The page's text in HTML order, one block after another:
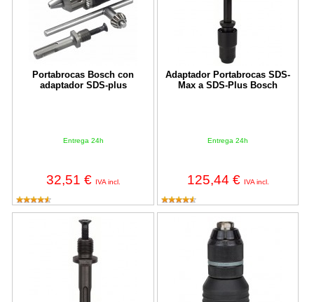
Portabrocas Bosch con
adaptador SDS-plus
Entrega 24h
32,51 € IVA incl.
Adaptador Portabrocas SDS-
Max a SDS-Plus Bosch
Entrega 24h
125,44 € IVA incl.
Vástago de inserción SDS-plus para portabrocas Bosch
Portabrocas de sujeción rápida